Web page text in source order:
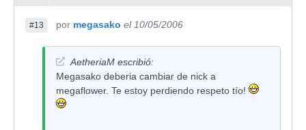
#13 por megasako el 10/05/2006
AetheriaM escribió:
Megasako deberia cambiar de nick a
megaflower. Te estoy perdiendo respeto tío!